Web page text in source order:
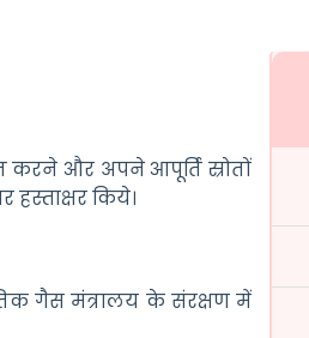
करने और अपने आपूर्ति स्रोतों
किये।
गैस मंत्रालय के संरक्षण में